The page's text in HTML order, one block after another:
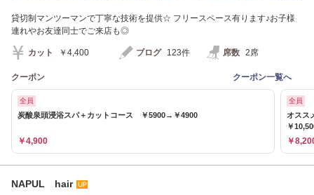
貸切制マンツーマンで丁寧な技術を提供☆ フリースペース有ります♪お子様
連れやお友達同士でご来店も◎
カット ￥4,400 ブログ 123件 席数 2席
クーポン クーポン一覧へ
全員
炭酸泉頭浸浴スパ＋カットコース ￥5900→￥4900
￥4,900
全員
オスス
￥
￥
NAPUL hair